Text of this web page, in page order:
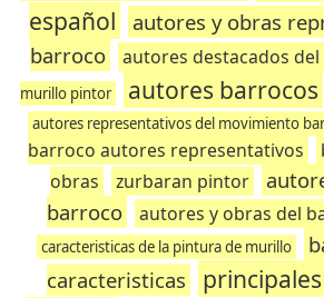
español
autores y obras
barroco
autores destacados
murillo pintor
autores barrocos
autores representativos del movimiento
barroco autores representativos
obras
zurbaran pintor
barroco
autores y obras del
caracteristicas de la pintura de murillo
caracteristicas